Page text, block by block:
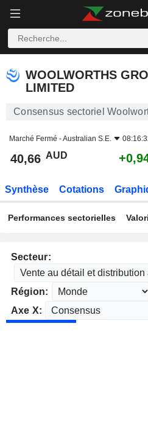
WOOLWORTHS
LIMITED
Consensus sectoriel
Marché Fermé -Australian S.E.
40,66 AUD
Synthèse Cotations
Performances sectorielles
Secteur:
Région:
Axe X: